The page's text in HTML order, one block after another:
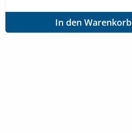
In den Warenkorb